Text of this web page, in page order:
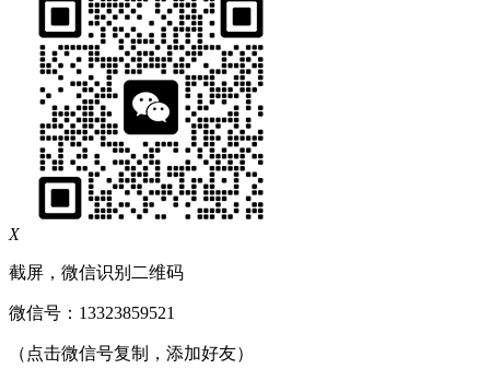
X
截屏，微信识别二维码
微信号： 13323859521
（点击微信号复制，添加好友）